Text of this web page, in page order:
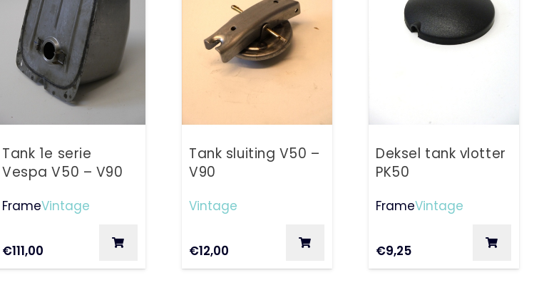
Tank 1e serie
Vespa V50 – V90
FrameVintage
€111,00
Tank sluiting V50 –
V90
Vintage
€12,00
Deksel tank vlotter
PK50
FrameVintage
€9,25